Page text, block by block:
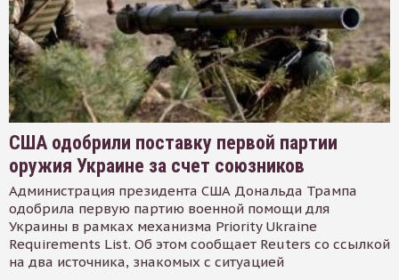
США одобрили поставку первой партии
оружия Украине за счет союзников
Администрация президента США Дональда Трампа
одобрила первую партию военной помощи для
Украины в рамках механизма Priority Ukraine
Requirements List. Об этом сообщает Reuters со ссылкой
на два источника, знакомых с ситуацией